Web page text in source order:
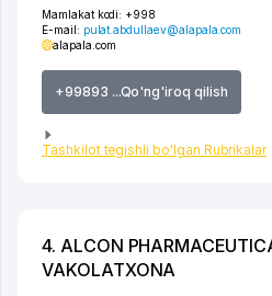
Mamlakat kodi: +998
E-mail: pulat.abdullaev@alapala.com
alapala.com
+99893 ...Qo'ng'iroq qilish
Tashkilot tegishli bo'lgan Rubrikalar
4. ALCON
VAKOLATXONA